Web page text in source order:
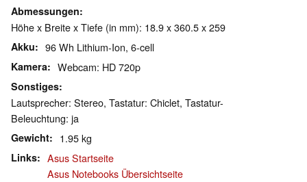
Abmessungen
Höhe x Breite x Tiefe (in mm): 18.9 x 360.5 x 259
Akku 96 Wh Lithium-Ion, 6-cell
Kamera Webcam: HD 720p
Sonstiges
Lautsprecher: Stereo, Tastatur: Chiclet, Tastatur-
Beleuchtung: ja
Gewicht 1.95 kg
Links
Asus Startseite
Asus Notebooks Übersichtseite